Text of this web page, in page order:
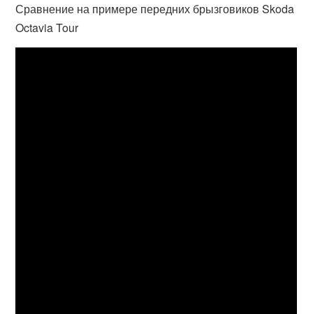
Сравнение на примере передних брызговиков Skoda
Octavia Tour